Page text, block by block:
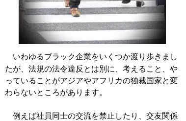
いわゆるブラック企業をいくつか渡り歩きまし
たが、法規の法令違反とは別に、考えること、や
っていることがアジアやアフリカの独裁国家と変
わらないところがあります。
例えば社員同士の交流を禁止したり、交友関係